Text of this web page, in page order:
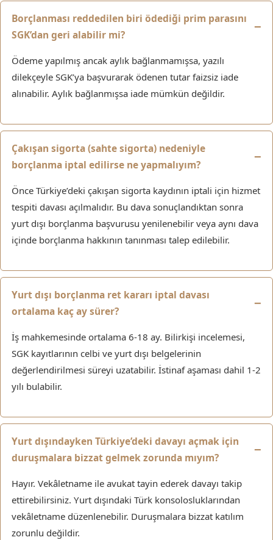
Borçlanması reddedilen biri ödediği prim parasını
SGK’dan geri alabilir mi?
Ödeme yapılmış ancak aylık bağlanmamışsa, yazılı
dilekçeyle SGK’ya başvurarak ödenen tutar faizsiz iade
alınabilir. Aylık bağlanmışsa iade mümkün değildir.
Çakışan sigorta (sahte sigorta) nedeniyle
borçlanma iptal edilirse ne yapmalıyım?
Önce Türkiye’deki çakışan sigorta kaydının iptali için hizmet
tespiti davası açılmalıdır. Bu dava sonuçlandıktan sonra
yurt dışı borçlanma başvurusu yenilenebilir veya aynı dava
içinde borçlanma hakkının tanınması talep edilebilir.
Yurt dışı borçlanma ret kararı iptal davası
ortalama kaç ay sürer?
İş mahkemesinde ortalama 6-18 ay. Bilirkişi incelemesi,
SGK kayıtlarının celbi ve yurt dışı belgelerinin
değerlendirilmesi süreyi uzatabilir. İstinaf aşaması dahil 1-2
yılı bulabilir.
Yurt dışındayken Türkiye’deki davayı açmak için
duruşmalara bizzat gelmek zorunda mıyım?
Hayır. Vekâletname ile avukat tayin ederek davayı takip
ettirebilirsiniz. Yurt dışındaki Türk konsolosluklarından
vekâletname düzenlenebilir. Duruşmalara bizzat katılım
zorunlu değildir.